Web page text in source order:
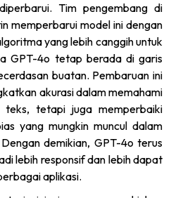
Tim pengembang di
memperbarui model ini dengan
yang lebih canggih untuk
GPT-4o tetap berada di garis
buatan. Pembaruan ini
akurasi dalam memahami
teks, tetapi juga memperbaiki
yang mungkin muncul dalam
demikian, GPT-4o terus
lebih responsif dan lebih dapat
aplikasi.